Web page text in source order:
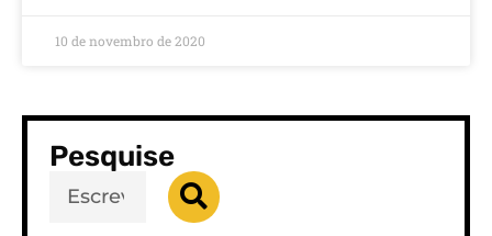
10 de novembro de 2020
Pesquise